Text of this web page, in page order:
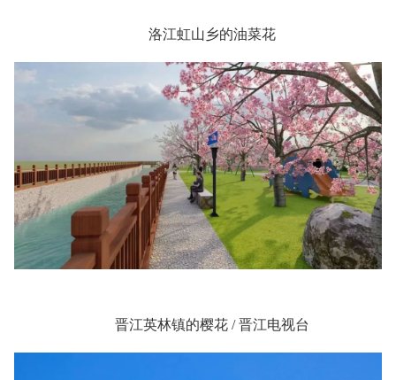
洛江虹山乡的油菜花
晋江英林镇的樱花 / 晋江电视台